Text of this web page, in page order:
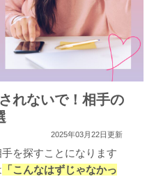
れないで！相手の
2025年03月22日更新
を探すことになります
「こんなはずじゃなかっ